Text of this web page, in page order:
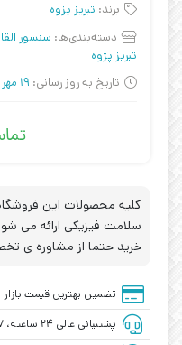
برند: تبریز پزوه
دسته‌بندی‌ها: سنسور
تبریز پژوه
تاریخ به روز رسانی: 19 مهر 1404
کلیه محصولات این
سلامت فیزیکی ارائه می
خرید حتما از مشاوره ی
تضمین بهترین قیمت بازار
پشتیبانی عالی ۲۴ ساعته، ۷ روز هفته